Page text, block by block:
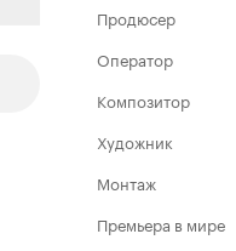
Продюсер
Оператор
Композитор
Художник
Монтаж
Премьера в мире